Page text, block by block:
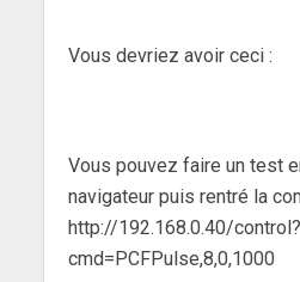
Vous devriez avoir ceci :
Vous pouvez faire un test
navigateur puis rentré la
http://192.168.0.40/control?
cmd=PCFPulse,8,0,1000